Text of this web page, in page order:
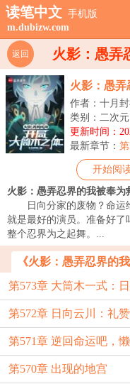
读笔中文 手机版
m.dubizw.com
火影：愚弄
返回
火影：愚
作者：十月
类别：二次元
更新时间：
最新章节：
敢？！！
开始阅
火影：愚弄忍界的我被奉为
日向分家的废物？命
就是最好的演员。准备好了
整个忍界为之起舞。...
《火影：愚弄忍界的
第573章 大筒木一式：
第572章 日向云川：礼
第571章 逆回命运吧，
第570章 出现的地宫